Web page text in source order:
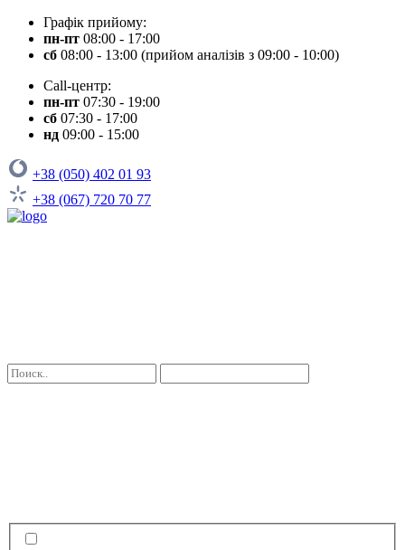
Графік прийому:
пн-пт 08:00 - 17:00
сб 08:00 - 13:00 (прийом аналізів з 09:00 - 10:00)
Call-центр:
пн-пт 07:30 - 19:00
сб 07:30 - 17:00
нд 09:00 - 15:00
+38 (050) 402 01 93
+38 (067) 720 70 77